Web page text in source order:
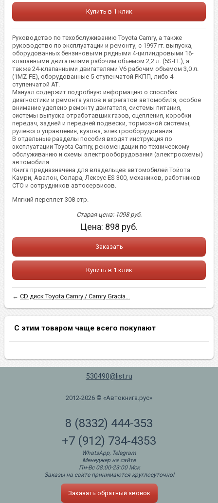
Купить в 1 клик
Руководство по техобслуживанию Toyota Camry, а также
руководство по эксплуатации и ремонту, с 1997 гг. выпуска,
оборудованных бензиновыми рядными 4-цилиндровыми 16-
клапанными двигателями рабочим объемом 2,2 л. (5S-FE), а
также 24-клапанными двигателями V6 рабочим объемом 3,0 л.
(1MZ-FE), оборудованные 5-ступенчатой РКПП, либо 4-
ступенчатой АТ.
Мануал содержит подробную информацию о способах
диагностики и ремонта узлов и агрегатов автомобиля, особое
внимание уделено ремонту двигателя, системы питания,
системы выпуска отработавших газов, сцепления, коробки
передач, задней и передней подвески, тормозной системы,
рулевого управления, кузова, электрооборудования.
В отдельные разделы пособия входят инструкция по
эксплуатации Toyota Camry, рекомендации по техническому
обслуживанию и схемы электрооборудования (электросхемы)
автомобиля.
Книга предназначена для владельцев автомобилей Тойота
Камри, Авалон, Солара, Лексус ES 300, механиков, работников
СТО и сотрудников автосервисов.
Мягкий переплет 308 стр.
Старая цена:1098руб.
Цена: 898 руб.
Заказать
Купить в 1 клик
←CD диск Toyota Camry / Camry Gracia...
С этим товаром чаще всего покупают
530490@list.ru
2012-2026 © «Автокнига.рус»
8 (8332) 444-353
+7 (912) 734-4353
WhatsApp, Telegram
Менеджер на сайте
Пн-Вс 08:00-23:00 Мск
Заказы на сайте принимаются круглосуточно!
Заказать обратный звонок